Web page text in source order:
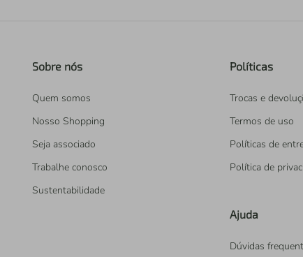
Sobre nós
Quem somos
Nosso Shopping
Seja associado
Trabalhe conosco
Sustentabilidade
Políticas
Trocas e
Termos de uso
Políticas de
Política de
Ajuda
Dúvidas